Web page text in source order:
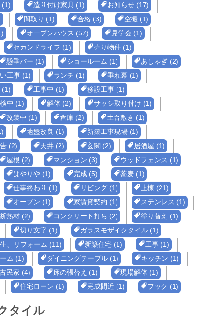
(1) 造り付け家具 (1)
お知らせ (17)
間取り (1) 合格 (3)
空撮 (1)
オープンハウス (57)
見学会 (1)
セカンドライフ (1)
売り物件 (1)
懸垂バー (1) ショールーム (1)
あしゃぎ (2)
工事 (1) ランチ (1)
垂れ幕 (1)
(1) 工事中 (1)
移設工事 (1)
中 (1) 解体 (2)
サッシ取り付け (1)
改装中 (1) 倉庫 (2)
土台敷き (1)
地盤改良 (1)
新築工事現場 (1)
(2) 天井 (2) 玄関 (2)
居酒屋 (1)
屋根 (2) マンション (3)
ウッドフェンス (1)
はやりや (1) 完成 (5)
蕎麦 (1)
仕事終わり (1) リビング (1)
上棟 (21)
オープン (1) 家賃貸契約 (1)
ステンレス (1)
断熱材 (2) コンクリート打ち (2)
塗り替え (1)
切り文字 (1)
ガラスモザイクタイル (1)
、リフォーム (11) 新築住宅 (1)
工事 (1)
ム (1) ダイニングテーブル (1)
キッチン (1)
古民家 (4) 床の張替え (1)
現場解体 (1)
住宅ローン (1) 完成間近 (1) フック (1)
タイル